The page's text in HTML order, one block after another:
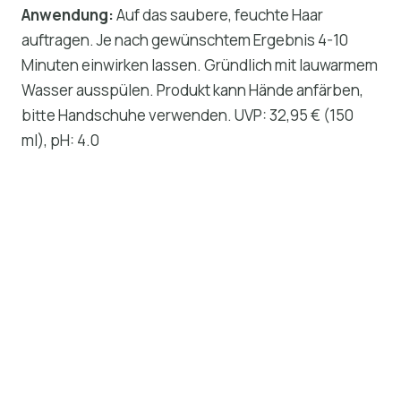
Anwendung:Auf das saubere, feuchte Haar
auftragen. Je nach gewünschtem Ergebnis 4-10
Minuten einwirken lassen. Gründlich mit lauwarmem
Wasser ausspülen. Produkt kann Hände anfärben,
bitte Handschuhe verwenden. UVP: 32,95 € (150
ml), pH: 4.0